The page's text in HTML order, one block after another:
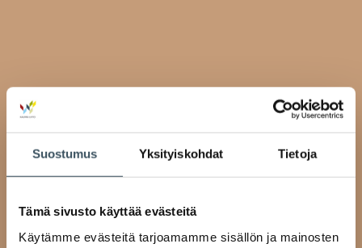
Suostumus Yksityiskohdat Tietoja
Tämä sivusto käyttää evästeitä
Käytämme evästeitä tarjoamamme sisällön ja mainosten